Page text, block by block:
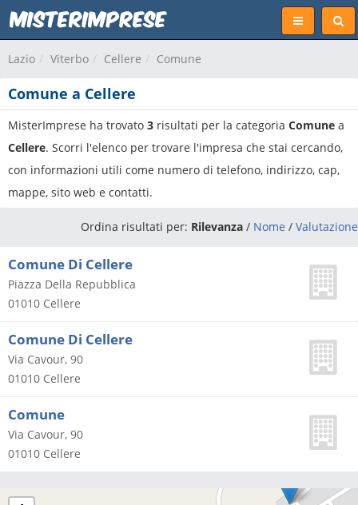
Lazio Viterbo Cellere Comune
Comune a Cellere
MisterImprese ha trovato 3 risultati per la categoria Comune a
Cellere. Scorri l'elenco per trovare l'impresa che stai cercando,
con informazioni utili come numero di telefono, indirizzo, cap,
mappe, sito web e contatti.
Ordina risultati per: Rilevanza / Nome / Valutazione
Comune Di Cellere
Piazza Della Repubblica
01010 Cellere
Comune Di Cellere
Via Cavour, 90
01010 Cellere
Comune
Via Cavour, 90
01010 Cellere